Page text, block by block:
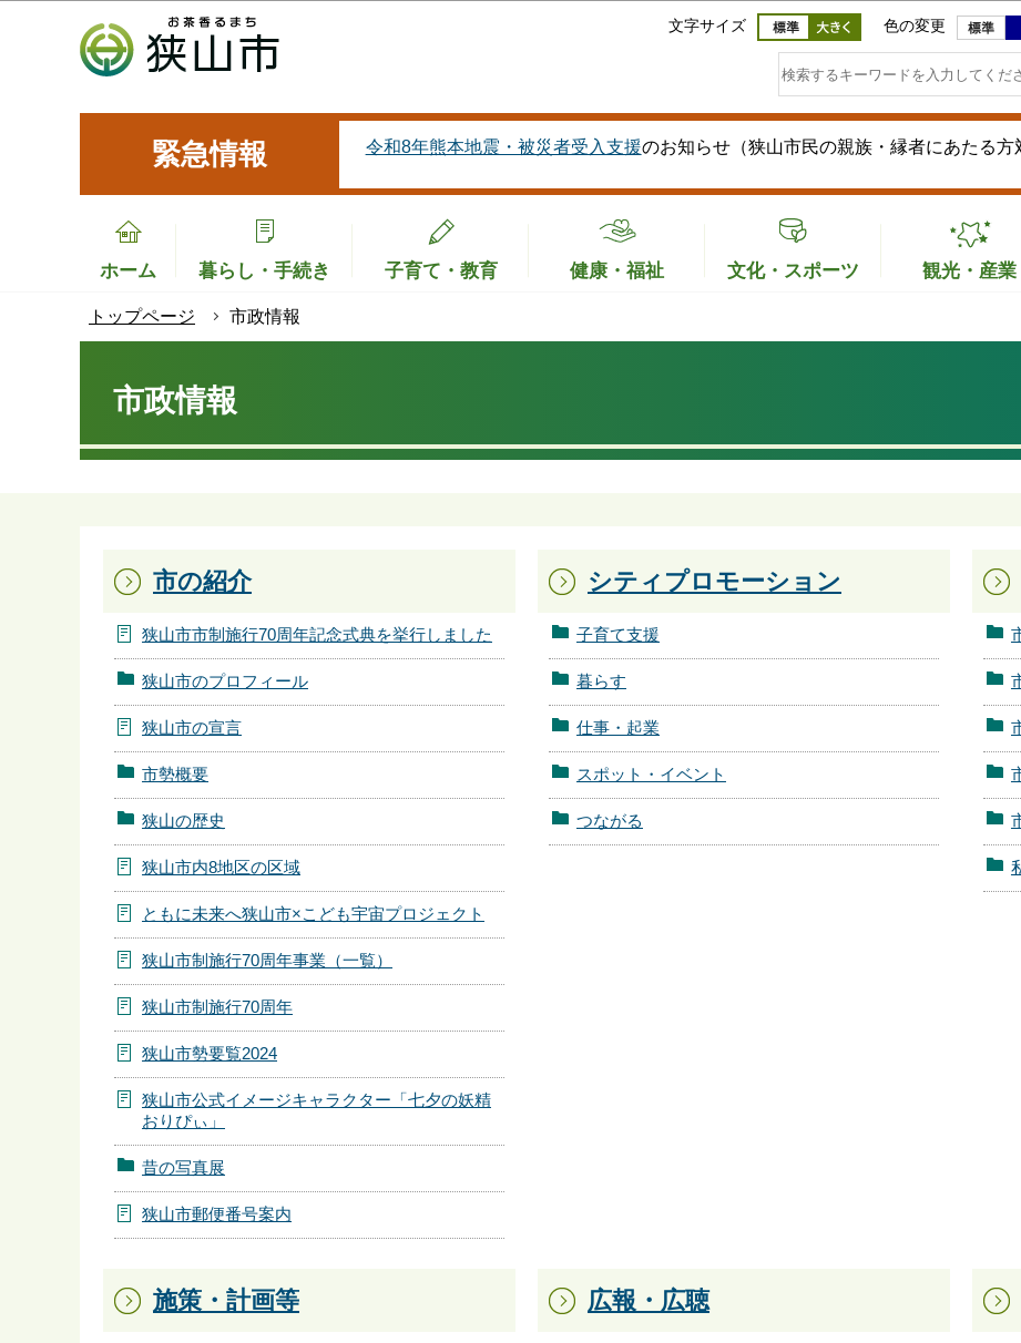
このページの本文へ移動
文字サイズ 色の変更
緊急情報 令和8年熊本地震・被災者受入支援のお知らせ（狭山市民の親族・縁者にあたる方
ホーム 暮らし・手続き 子育て・教育 健康・福祉 文化・スポーツ 観光・産業
トップページ 市政情報
市政情報
市の紹介
狭山市市制施行70周年記念式典を挙行しました
狭山市のプロフィール
狭山市の宣言
市勢概要
狭山の歴史
狭山市内8地区の区域
ともに未来へ狭山市×こども宇宙プロジェクト
狭山市制施行70周年事業（一覧）
狭山市制施行70周年
狭山市勢要覧2024
狭山市公式イメージキャラクター「七夕の妖精
おりぴぃ」
昔の写真展
狭山市郵便番号案内
シティプロモーション
子育て支援
暮らす
仕事・起業
スポット・イベント
つながる
施策・計画等 広報・広聴